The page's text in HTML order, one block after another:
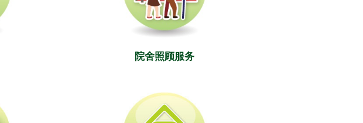
院舍照顾服务